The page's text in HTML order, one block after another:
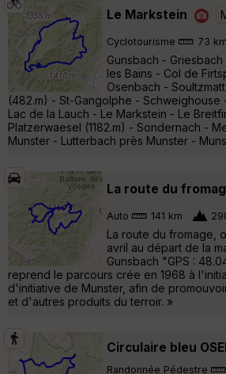
Le Markstein
Cyclotourisme 73
Gunsbach -
les Bains - Col de
Osenbach -
(482.m) - St-Gangolphe - Schweighouse
Lac de la Lauch - Le Markstein - Le
Platzerwaesel (1182.m) - Sondernach -
Munster - Lutterbach près Munster -
La route du
Auto 141 km
La route du fromage,
avril au départ de la
Gunsbach "GPS :
reprend le parcours crée en 1968 à
d'initiative de Munster, afin de
et d'autres produits du terroir. »
Circulaire bleu
Randonnée Pédestre